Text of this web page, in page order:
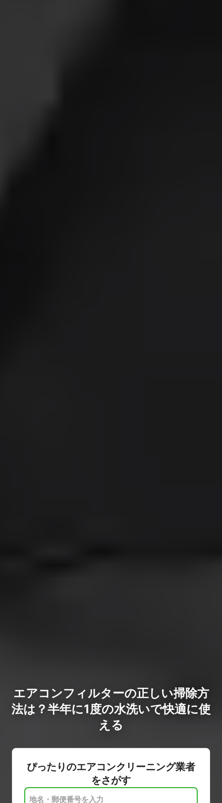
エアコンフィルターの正しい掃除方
法は？半年に1度の水洗いで快適に使
える
ぴったりのエアコンクリーニング業者
をさがす